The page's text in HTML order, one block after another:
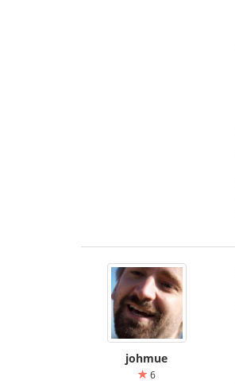
johmue
6